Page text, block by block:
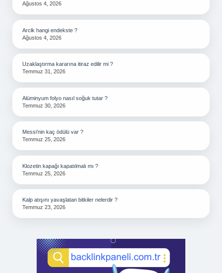
Ağustos 4, 2026
Arclk hangi endekste ?
Ağustos 4, 2026
Uzaklaştırma kararına itiraz edilir mi ?
Temmuz 31, 2026
Alüminyum folyo nasıl soğuk tutar ?
Temmuz 30, 2026
Messi’nin kaç ödülü var ?
Temmuz 25, 2026
Klozetin kapağı kapatılmalı mı ?
Temmuz 25, 2026
Kalp atışını yavaşlatan bitkiler nelerdir ?
Temmuz 23, 2026